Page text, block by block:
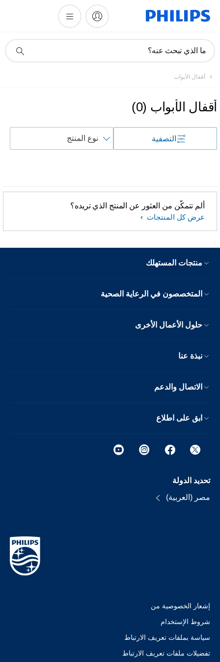
دعم
ما الذي تبحث عنه؟
أقفال الأبواب
أقفال الأبواب (
0
)
التصفية
حسب
ألم تتمكّن من العثور عن المنتج الذي تريده؟
عرض كل المنتجات
منتجات المستهلك
المتخصصون في الرعاية الصحية
حلول الأعمال الأخرى
نبذة عنا
الاتصال والدعم
ابق على اطلاع
تحديد الدولة
مصر (العربية)
إشعار الخصوصية من
شروط الإستخدام
سياسة بملفات تعريف الارتباط
تفضيلات ملفات تعريف الارتباط